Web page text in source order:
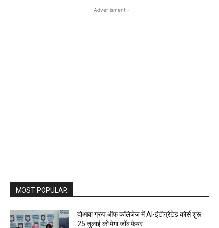
- Advertisment -
MOST POPULAR
दोआबा ग्रुप ऑफ कॉलेजेज में AI-इंटीग्रेटेड कोर्स शुरू
25 जुलाई को मेगा जॉब फेयर